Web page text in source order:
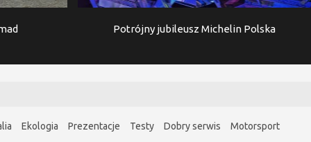
Potrójny jubileusz Michelin Polska
Ekologia Prezentacje Testy Dobry serwis Motorsport